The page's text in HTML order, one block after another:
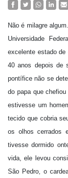
Não é milagre
Universidade
excelente estado
40 anos depois de
pontífice não se
do papa que
estivesse um
tecido que cobria
os olhos cerrados
tivesse dormido
vida, ele levou
São Pedro, o